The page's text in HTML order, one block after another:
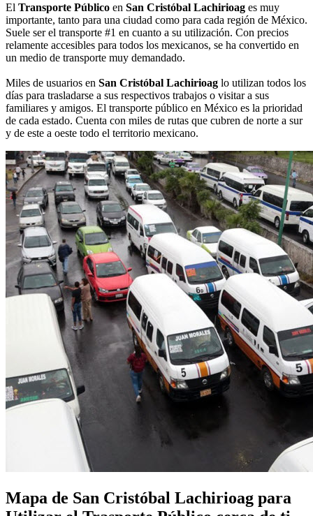
El Transporte Público en San Cristóbal Lachirioag es muy
importante, tanto para una ciudad como para cada región de México.
Suele ser el transporte #1 en cuanto a su utilización. Con precios
relamente accesibles para todos los mexicanos, se ha convertido en
un medio de transporte muy demandado.
Miles de usuarios en San Cristóbal Lachirioag lo utilizan todos los
días para trasladarse a sus respectivos trabajos o visitar a sus
familiares y amigos. El transporte público en México es la prioridad
de cada estado. Cuenta con miles de rutas que cubren de norte a sur
y de este a oeste todo el territorio mexicano.
Mapa de San Cristóbal Lachirioag para